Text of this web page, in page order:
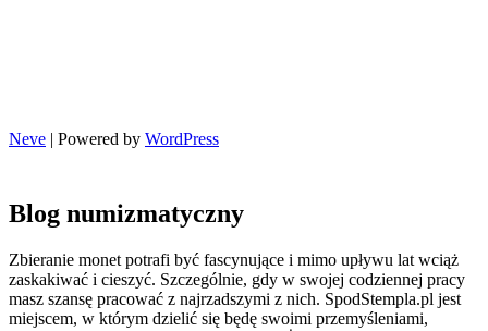
Neve | Powered by WordPress
Blog numizmatyczny
Zbieranie monet potrafi być fascynujące i mimo upływu lat wciąż
zaskakiwać i cieszyć. Szczególnie, gdy w swojej codziennej pracy
masz szansę pracować z najrzadszymi z nich. SpodStempla.pl jest
miejscem, w którym dzielić się będę swoimi przemyśleniami,